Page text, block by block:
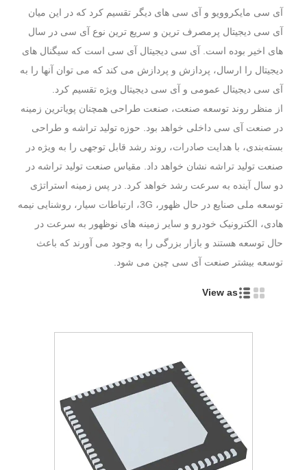
آی سی مایکروویو و آی سی های دیگر تقسیم کرد که در این میان
آی سی دیجیتال پرمصرف ترین و سریع ترین نوع آی سی در سال
های اخیر بوده است. آی سی دیجیتال آی سی است که سیگنال های
دیجیتال را ارسال، پردازش و پردازش می کند که می توان آنها را به
آی سی دیجیتال عمومی و آی سی دیجیتال ویژه تقسیم کرد.
از منظر روند توسعه صنعت، صنعت طراحی همچنان پویاترین زمینه
در صنعت آی سی داخلی خواهد بود. حوزه تولید تراشه و طراحی
بسته‌بندی، با هدایت صادرات، روند رشد قابل توجهی را به ویژه در
صنعت تولید تراشه نشان خواهد داد. مقیاس صنعت تولید تراشه در
دو سال آینده به سرعت رشد خواهد کرد. در پس زمینه استراتژی
توسعه ملی صنایع در حال ظهور، 3G، ارتباطات سیار، روشنایی نیمه
هادی، الکترونیک خودرو و سایر زمینه های نوظهور به سرعت در
حال توسعه هستند و بازار بزرگی را به وجود می آورند که باعث
توسعه بیشتر صنعت آی سی چین می شود.
View as